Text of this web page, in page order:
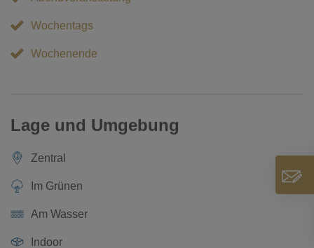
Wochentags
Wochenende
Lage und Umgebung
Zentral
Im Grünen
Am Wasser
Indoor